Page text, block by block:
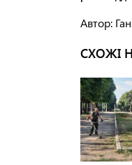
Автор:
СХОЖІ